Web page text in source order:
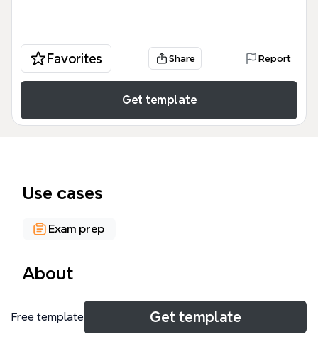
Favorites Share Report
Get template
Use cases
Exam prep
About
미시경제학_성백남 마인드맵 템플릿은 소비자와 생산
자 이론을 148개 노드로 체계화한 학습 자료입니다. 소
Free template Get template